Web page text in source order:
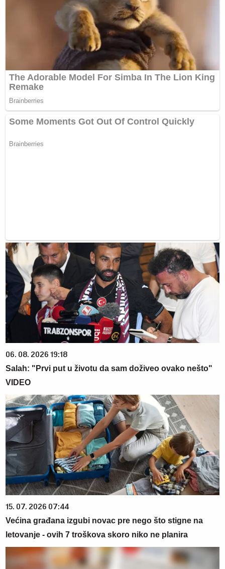
06. 08. 2026 19:18
Salah: "Prvi put u životu da sam doživeo ovako nešto"
VIDEO
15. 07. 2026 07:44
Većina građana izgubi novac pre nego što stigne na
letovanje - ovih 7 troškova skoro niko ne planira